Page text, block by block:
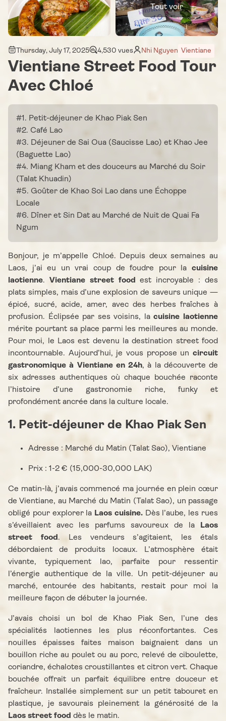
Tout voir
Thursday, July 17, 2025 4,530 vues Nhi Nguyen Vientiane
Vientiane Street Food Tour
Avec Chloé
#1. Petit-déjeuner de Khao Piak Sen
#2. Café Lao
#3. Déjeuner de Sai Oua (Saucisse Lao) et Khao Jee
(Baguette Lao)
#4. Miang Kham et des douceurs au Marché du Soir
(Talat Khuadin)
#5. Goûter de Khao Soi Lao dans une Échoppe
Locale
#6. Dîner et Sin Dat au Marché de Nuit de Quai Fa
Ngum
Bonjour, je m’appelle Chloé. Depuis deux semaines au
Laos, j’ai eu un vrai coup de foudre pour la cuisine
laotienne. Vientiane street food est incroyable : des
plats simples, mais d’une explosion de saveurs unique —
épicé, sucré, acide, amer, avec des herbes fraîches à
profusion. Éclipsée par ses voisins, lacuisine laotienne
mérite pourtant sa place parmi les meilleures au monde.
Pour moi, le Laos est devenu la destination street food
incontournable. Aujourd’hui, je vous propose un circuit
gastronomique à Vientiane en 24h, à la découverte de
six adresses authentiques où chaque bouchée raconte
l’histoire d’une gastronomie riche, funky et
profondément ancrée dans la culture locale.
1. Petit-déjeuner de Khao Piak Sen
Adresse : Marché du Matin (Talat Sao), Vientiane
Prix : 1-2 € (15,000-30,000 LAK)
Ce matin-là, j’avais commencé ma journée en plein cœur
de Vientiane, au Marché du Matin (Talat Sao), un passage
obligé pour explorer la Laos cuisine.Dès l’aube, les rues
s’éveillaient avec les parfums savoureux de la
Laos
street food . Les vendeurs s’agitaient, les étals
débordaient de produits locaux. L’atmosphère était
vivante, typiquement lao, parfaite pour ressentir
l’énergie authentique de la ville. Un petit-déjeuner au
marché, entourée des habitants, restait pour moi la
meilleure façon de débuter la journée.
J’avais choisi un bol de Khao Piak Sen, l’une des
spécialités laotiennes les plus réconfortantes. Ces
nouilles épaisses faites maison baignaient dans un
bouillon riche au poulet ou au porc, relevé de ciboulette,
coriandre, échalotes croustillantes et citron vert. Chaque
bouchée offrait un parfait équilibre entre douceur et
fraîcheur. Installée simplement sur un petit tabouret en
plastique, je savourais pleinement la générosité de la
Laos street food dès le matin.